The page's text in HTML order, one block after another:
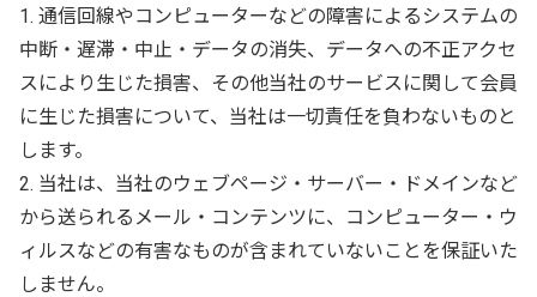
1. 通信回線やコンピューターなどの障害によるシステムの
中断・遅滞・中止・データの消失、データへの不正アクセ
スにより生じた損害、その他当社のサービスに関して会員
に生じた損害について、当社は一切責任を負わないものと
します。
2. 当社は、当社のウェブページ・サーバー・ドメインなど
から送られるメール・コンテンツに、コンピューター・ウ
ィルスなどの有害なものが含まれていないことを保証いた
しません。